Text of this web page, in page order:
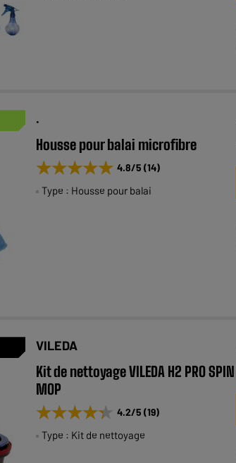
.
Housse pour balai microfibre
★★★★★
★★★★★ 4.8/5 (14)
Type : Housse pour balai
VILEDA
Kit de nettoyage VILEDA H2 PRO SPIN
MOP
★★★★★
★★★★★ 4.2/5 (19)
Type : Kit de nettoyage